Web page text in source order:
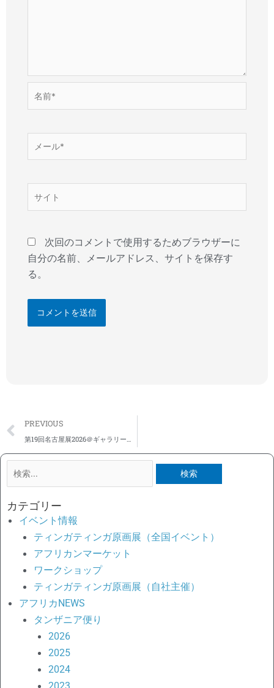
*
次回のコメントで使用するためブラウザーに
自分の名前、メールアドレス、サイトを保存す
る。
Prev
PREVIOUS
検
対
象:
カテゴリー
イベント情報
ティンガティンガ原画展（全国イベント）
アフリカンマーケット
ワークショップ
ティンガティンガ原画展（自社主催）
アフリカNEWS
タンザニア便り
2026
2025
2024